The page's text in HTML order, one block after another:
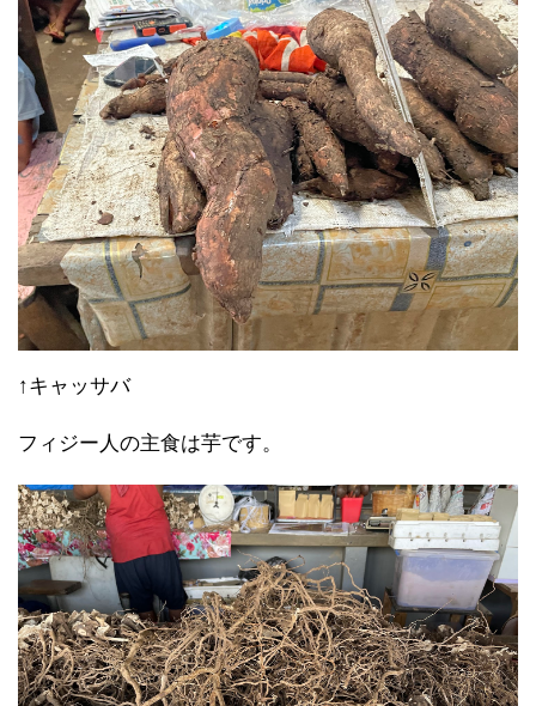
↑キャッサバ
フィジー人の主食は芋です。